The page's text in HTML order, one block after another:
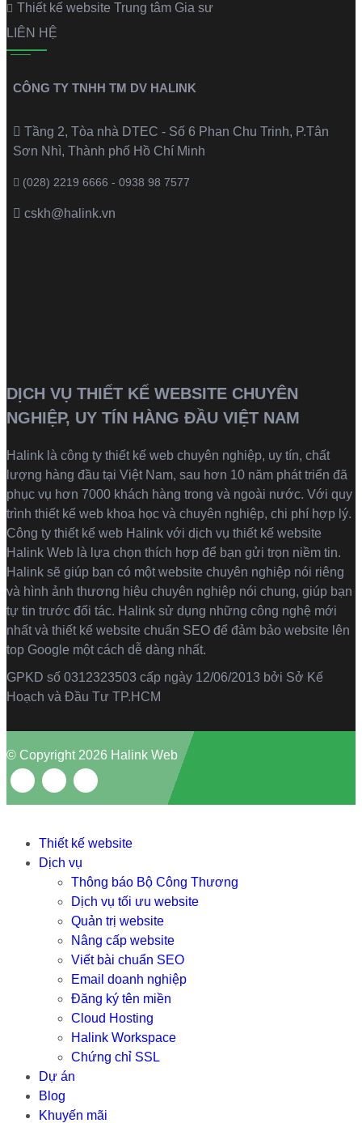
Thiết kế website Trung tâm Gia sư
LIÊN HỆ
CÔNG TY TNHH TM DV HALINK
Tầng 2, Tòa nhà DTEC - Số 6 Phan Chu Trinh, P.Tân
Sơn Nhì, Thành phố Hồ Chí Minh
(028) 2219 6666 - 0938 98 7577
cskh@halink.vn
DỊCH VỤ THIẾT KẾ WEBSITE CHUYÊN
NGHIỆP, UY TÍN HÀNG ĐẦU VIỆT NAM
Halink là công ty thiết kế web chuyên nghiệp, uy tín, chất
lượng hàng đầu tại Việt Nam, sau hơn 10 năm phát triển đã
phục vụ hơn 7000 khách hàng trong và ngoài nước. Với quy
trình thiết kế web khoa học và chuyên nghiệp, chi phí hợp lý.
Công ty thiết kế web Halink với dịch vụ thiết kế website
Halink Web là lựa chọn thích hợp để bạn gửi trọn niềm tin.
Halink sẽ giúp bạn có một website chuyên nghiệp nói riêng
và hình ảnh thương hiệu chuyên nghiệp nói chung, giúp bạn
tự tin trước đối tác. Halink sử dụng những công nghệ mới
nhất và thiết kế website chuẩn SEO để đảm bảo website lên
top Google một cách dễ dàng nhất.
GPKD số 0312323503 cấp ngày 12/06/2013 bởi Sở Kế
Hoạch và Đầu Tư TP.HCM
© Copyright 2026 Halink Web
Thiết kế website
Dịch vụ
Thông báo Bộ Công Thương
Dịch vụ tối ưu website
Quản trị website
Nâng cấp website
Viết bài chuẩn SEO
Email doanh nghiệp
Đăng ký tên miền
Cloud Hosting
Halink Workspace
Chứng chỉ SSL
Dự án
Blog
Khuyến mãi